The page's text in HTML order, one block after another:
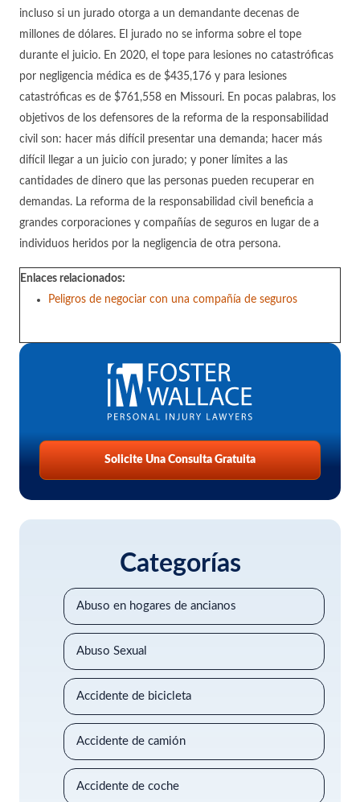
incluso si un jurado otorga a un demandante decenas de
millones de dólares. El jurado no se informa sobre el tope
durante el juicio. En 2020, el tope para lesiones no catastróficas
por negligencia médica es de $435,176 y para lesiones
catastróficas es de $761,558 en Missouri. En pocas palabras, los
objetivos de los defensores de la reforma de la responsabilidad
civil son: hacer más difícil presentar una demanda; hacer más
difícil llegar a un juicio con jurado; y poner límites a las
cantidades de dinero que las personas pueden recuperar en
demandas. La reforma de la responsabilidad civil beneficia a
grandes corporaciones y compañías de seguros en lugar de a
individuos heridos por la negligencia de otra persona.
Enlaces relacionados:
Peligros de negociar con una compañía de seguros
Solicite Una Consulta Gratuita
Categorías
Abuso en hogares de ancianos
Abuso Sexual
Accidente de bicicleta
Accidente de camión
Accidente de coche